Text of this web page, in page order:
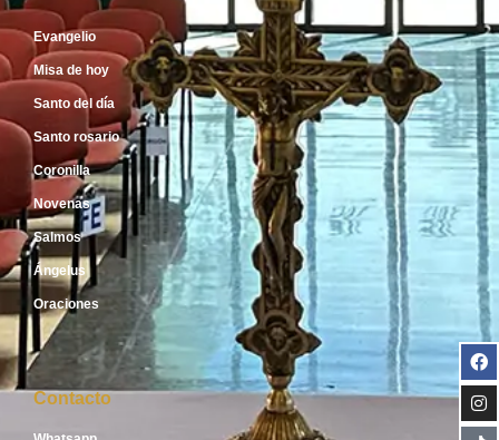
Evangelio
Misa de hoy
Santo del día
Santo rosario
Coronilla
Novenas
Salmos
Ángelus
Oraciones
Contacto